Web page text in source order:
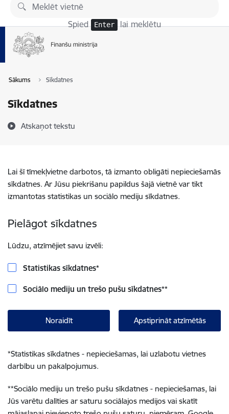
Pāriet uz lapas saturu
Spied Enter lai meklētu
Sākums Sīkdatnes
Sīkdatnes
Atskaņot tekstu
Lai šī tīmekļvietne darbotos, tā izmanto obligāti nepieciešamās
sīkdatnes. Ar Jūsu piekrišanu papildus šajā vietnē var tikt
izmantotas statistikas un sociālo mediju sīkdatnes.
Pielāgot sīkdatnes
Lūdzu, atzīmējiet savu izvēli:
Statistikas sīkdatnes*
Sociālo mediju un trešo pušu sīkdatnes**
Noraidīt Apstiprināt atzīmētās
*Statistikas sīkdatnes - nepieciešamas, lai uzlabotu vietnes
darbību un pakalpojumus.
**Sociālo mediju un trešo pušu sīkdatnes - nepieciešamas, lai
Jūs varētu dalīties ar saturu sociālajos medijos vai skatīt